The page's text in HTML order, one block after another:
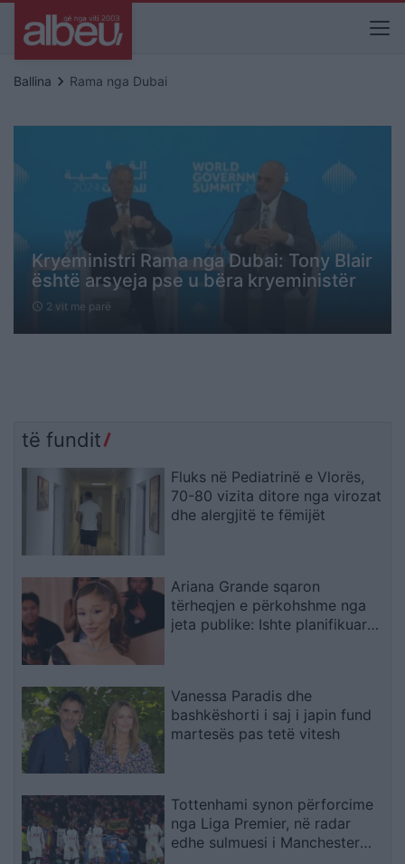
Ballina keyboard_arrow_right Rama nga Dubai
Kryeministri Rama nga Dubai: Tony Blair
është arsyeja pse u bëra kryeministër
schedule 2 vit me parë
të fundit
Fluks në Pediatrinë e Vlorës,
70-80 vizita ditore nga virozat
dhe alergjitë te fëmijët
Ariana Grande sqaron
tërheqjen e përkohshme nga
jeta publike: Ishte planifikuar
Vanessa Paradis dhe
bashkëshorti i saj i japin fund
martesës pas tetë vitesh
Tottenhami synon përforcime
nga Liga Premier, në radar
edhe sulmuesi i Manchester